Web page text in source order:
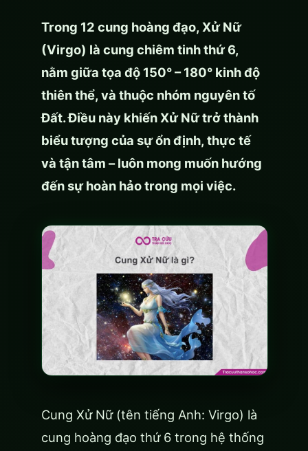
Trong 12 cung hoàng đạo, Xử Nữ
(Virgo) là cung chiêm tinh thứ 6,
nằm giữa tọa độ 150° – 180° kinh độ
thiên thể, và thuộc nhóm nguyên tố
Đất. Điều này khiến Xử Nữ trở thành
biểu tượng của sự ổn định, thực tế
và tận tâm – luôn mong muốn hướng
đến sự hoàn hảo trong mọi việc.
Cung Xử Nữ (tên tiếng Anh: Virgo) là
cung hoàng đạo thứ 6 trong hệ thống